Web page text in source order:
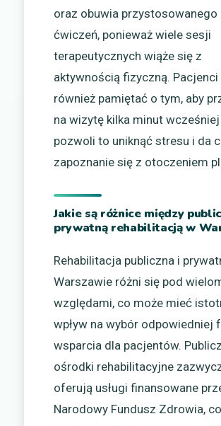
oraz obuwia przystosowanego
ćwiczeń, ponieważ wiele sesji
terapeutycznych wiąże się z
aktywnością fizyczną. Pacjenci
również pamiętać o tym, aby
na wizytę kilka minut
pozwoli to uniknąć stresu i da
zapoznanie się z otoczeniem
Jakie są różnice między
prywatną rehabilitacją w
Rehabilitacja publiczna i
Warszawie różni się pod
względami, co może mieć
wpływ na wybór odpowiedniej
wsparcia dla pacjentów.
ośrodki rehabilitacyjne
oferują usługi finansowane
Narodowy Fundusz Zdrowia, co